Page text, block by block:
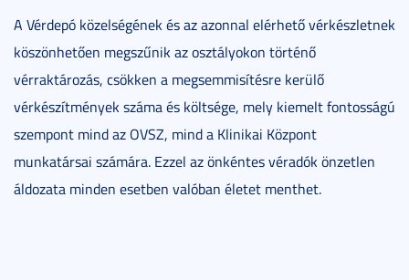
A Vérdepó közelségének és az azonnal elérhető vérkészletnek
köszönhetően megszűnik az osztályokon történő
vérraktározás, csökken a megsemmisítésre kerülő
vérkészítmények száma és költsége, mely kiemelt fontosságú
szempont mind az OVSZ, mind a Klinikai Központ
munkatársai számára. Ezzel az önkéntes véradók önzetlen
áldozata minden esetben valóban életet menthet.